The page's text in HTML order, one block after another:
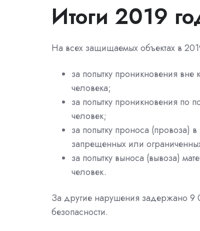
Итоги 2019
На всех защищаемых объектах в
за попытку проникновения
человека;
за попытку проникновения по
человек;
за попытку проноса (провоза)
запрещенных или
за попытку выноса (вывоза)
человек.
За другие нарушения задержано 9
безопасности.